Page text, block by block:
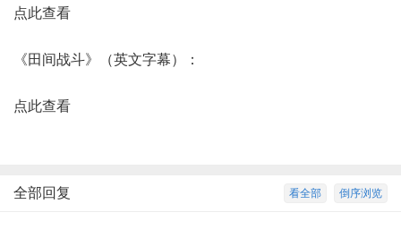
点此查看
《田间战斗》（英文字幕）：
点此查看
倒序浏览
看全部
全部回复